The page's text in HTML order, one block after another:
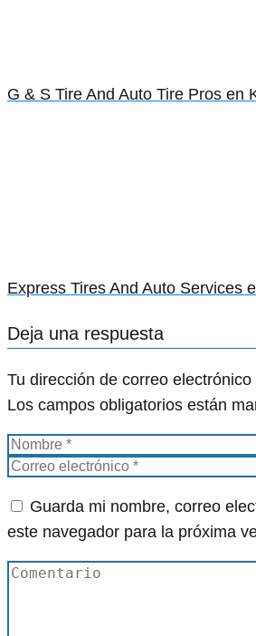
G & S Tire And Auto Tire Pros en
Express Tires And Auto Services
Deja una respuesta
Tu dirección de correo
Los campos obligatorios están
Guarda mi nombre, correo
este navegador para la próxima